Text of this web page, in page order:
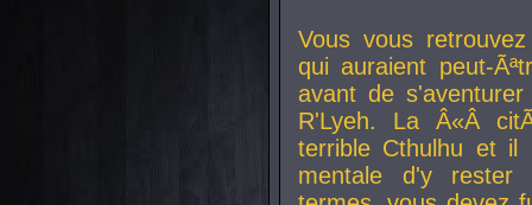
Vous vous
qui auraient peut-
avant de
R'Lyeh. La Â«Â
terrible Cthulhu et
mentale d'y rester